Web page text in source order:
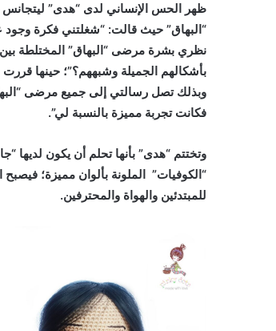
ظهر الحس الإنساني لدى “هدى” ليتجانس
“البهاق” حيث قالت: “شغلتني فكرة وجود
نظري بشرة مرضى “البهاق” المختلطة
بأشكالهم الجميلة وشبههم؟”؛ حينها
وبذلك تصل رسالتي إلى جميع مرضى
فكانت تجربة مميزة بالنسبة لي”.
وتختتم “هدى” بأنها تحلم أن يكون
“الكوفيات” الملونة بألوان مميزة؛ فيصبح
للمبتدئين والهواة والمحترفين.